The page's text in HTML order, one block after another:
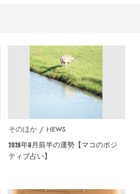
そのほか NEWS
2026年8月前半の運勢【マコのポジ
ティブ占い】